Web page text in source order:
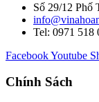
Số 29/12 Phố
Tel: 0971 518
FacebookYoutube
Chính Sách